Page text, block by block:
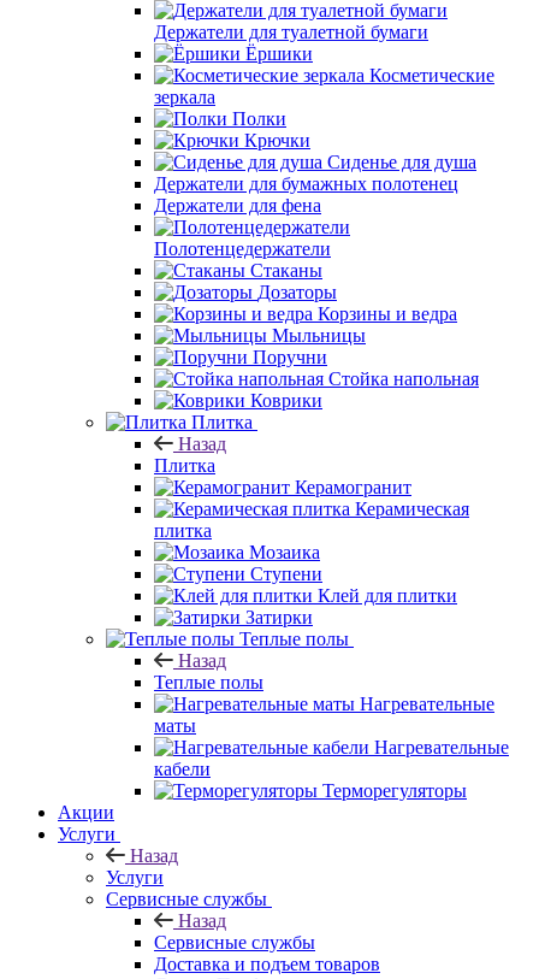
Держатели для туалетной бумаги
Ёршики
Косметические
зеркала
Полки
Крючки
Сиденье для душа
Держатели для бумажных полотенец
Держатели для фена
Полотенцедержатели
Стаканы
Дозаторы
Корзины и ведра
Мыльницы
Поручни
Стойка напольная
Коврики
Плитка
Назад
Плитка
Керамогранит
Керамическая
плитка
Мозаика
Ступени
Клей для плитки
Затирки
Теплые полы
Назад
Теплые полы
Нагревательные
маты
Нагревательные
кабели
Терморегуляторы
Акции
Услуги
Назад
Услуги
Сервисные службы
Назад
Сервисные службы
Доставка и подъем товаров